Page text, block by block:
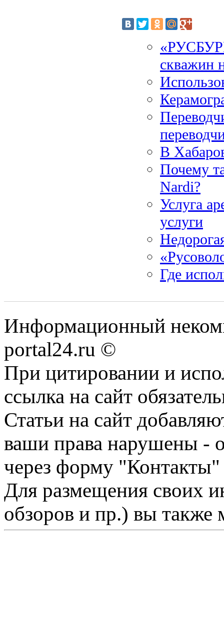
скважин
В
Почему
Nardi?
Услуга
услуги
Где
Информационный
portal24.ru ©
При цитировании и
ссылка на сайт
Статьи на сайт
ваши права нарушены -
через форму "Контакты"
Для размещения своих
обзоров и пр.) вы также